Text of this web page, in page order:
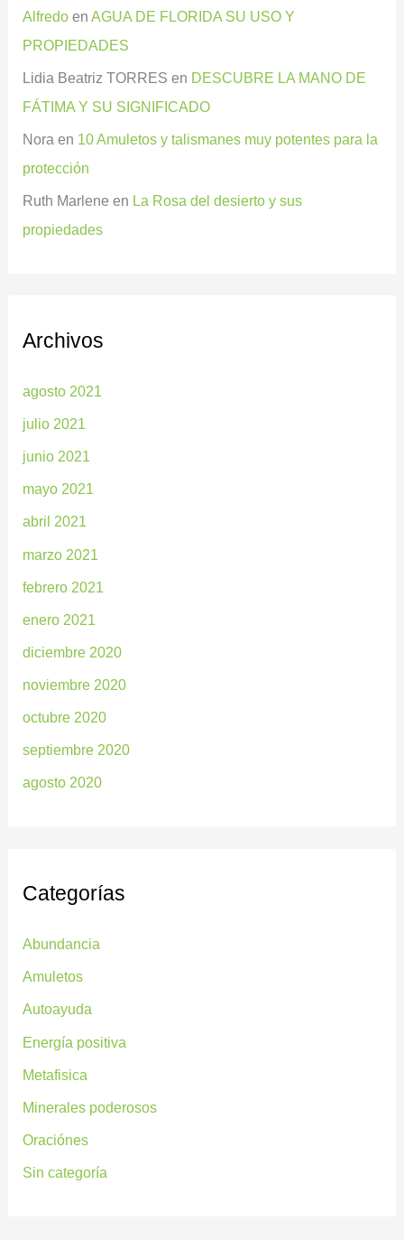
Alfredo enAGUA DE FLORIDA SU USO Y
PROPIEDADES
Lidia Beatriz TORRES en DESCUBRE LA MANO DE
FÁTIMA Y SU SIGNIFICADO
Nora en 10 Amuletos y talismanes muy potentes para la
protección
Ruth Marlene en La Rosa del desierto y sus
propiedades
Archivos
agosto 2021
julio 2021
junio 2021
mayo 2021
abril 2021
marzo 2021
febrero 2021
enero 2021
diciembre 2020
noviembre 2020
octubre 2020
septiembre 2020
agosto 2020
Categorías
Abundancia
Amuletos
Autoayuda
Energía positiva
Metafisica
Minerales poderosos
Oraciónes
Sin categoría